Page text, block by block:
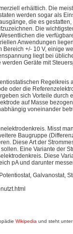
erhältlich. Die
werden sogar als
die es gestatten,
Die
die
Anwendungen
+/- 10 V, einige
liegt bei
Geräte mit
Regelkreis
oder die
sich Vorteile durch
auf Masse
voneinander
Misst
Baugruppe
Diese Art der
Eine Variante der
Diese
pA und darunter
Galvanostat,
Wikipedia und steht